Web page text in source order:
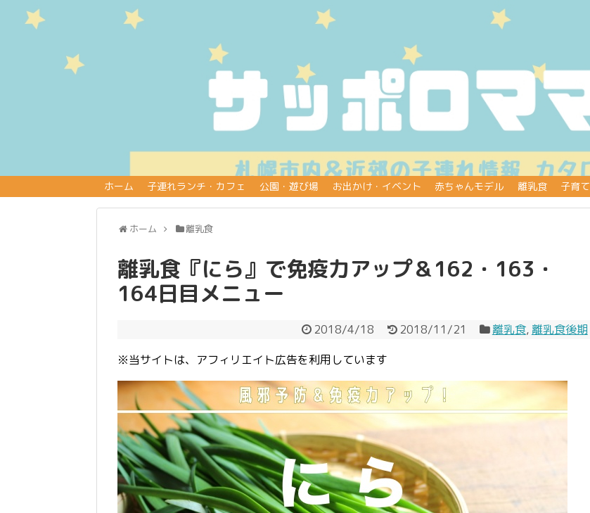
ホーム 子連れランチ・カフェ 公園・遊び場 お出かけ・イベント 赤ちゃんモデル 離乳食 子育て
ホーム 離乳食
離乳食『にら』で免疫力アップ＆162・163・
164日目メニュー
2018/4/18 2018/11/21 離乳食, 離乳食後期
※当サイトは、アフィリエイト広告を利用しています